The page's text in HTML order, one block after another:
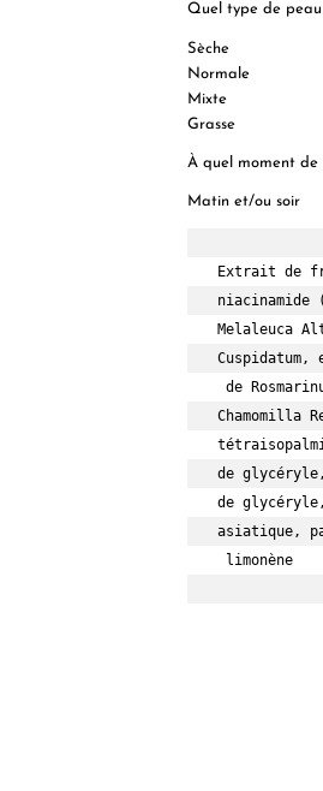
Quel type de peau
Sèche
Normale
Mixte
Grasse
À quel moment de
Matin et/ou soir
Extrait de
Melaleuca
de
Chamomilla
de
de
asiatique,
limonène